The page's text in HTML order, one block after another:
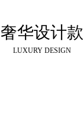
奢华设计款
LUXURY DESIGN